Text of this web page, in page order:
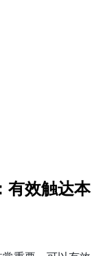
有效触达本